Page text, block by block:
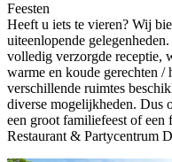
Feesten
Heeft u iets te vieren? Wij
uiteenlopende
volledig verzorgde receptie,
warme en koude gerechten /
verschillende ruimtes
diverse mogelijkheden. Dus
een groot familiefeest of een
Restaurant & Partycentrum